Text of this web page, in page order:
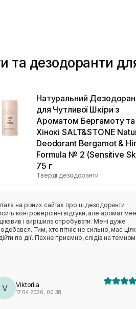
та дезодоранти
Натуральний
для Чутливої Шкіри з
Ароматом Бергамоту та
Хінокі SALT&STONE
Deodorant Bergamot &
Formula № 2 (Sensitive
75 г
Тверді дезодоранти
на різних сайтах про ці дезодоранти
контроверсійні відгуки, але аромат
і вирішила спробувати. Мені дуже
Тим, хто пітніє не сильно, має
по дії. Пахне приємно, слідів на
V Viktoriia
17.04.2026, 00:38